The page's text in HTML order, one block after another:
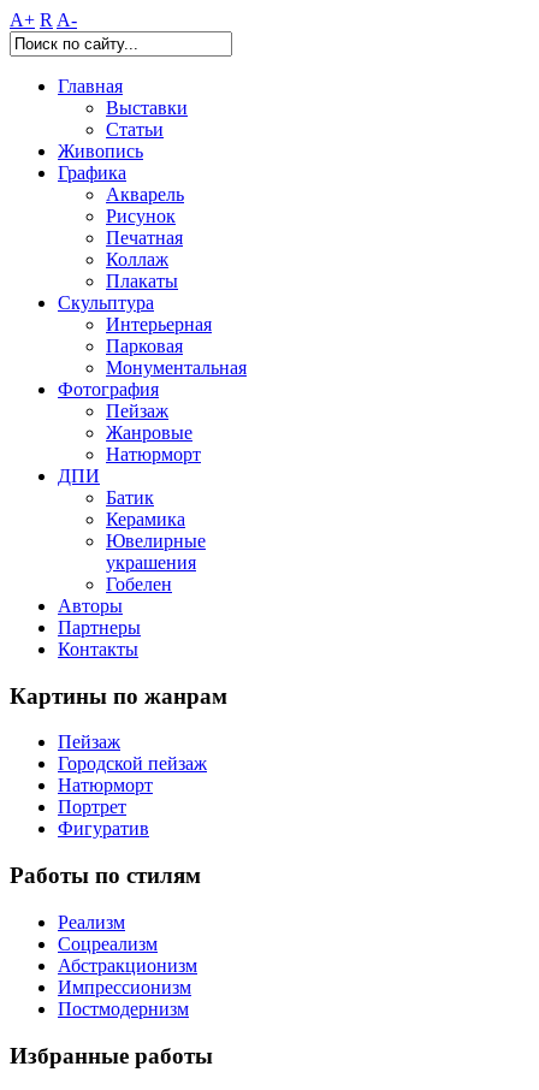
A+ R A-
Главная
Выставки
Статьи
Живопись
Графика
Акварель
Рисунок
Печатная
Коллаж
Плакаты
Скульптура
Интерьерная
Парковая
Монументальная
Фотография
Пейзаж
Жанровые
Натюрморт
ДПИ
Батик
Керамика
Ювелирные
украшения
Гобелен
Авторы
Партнеры
Контакты
Картины по жанрам
Пейзаж
Городской пейзаж
Натюрморт
Портрет
Фигуратив
Работы по стилям
Реализм
Соцреализм
Абстракционизм
Импрессионизм
Постмодернизм
Избранные работы